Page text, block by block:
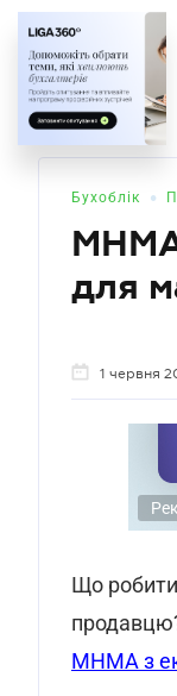
БУХГАЛТЕР
Бухоблік •
МНМА
для
1 червня
Що
МНМА з